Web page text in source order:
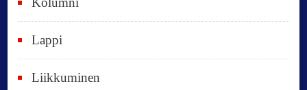
i
p
ä
Lappi
Liikkuminen